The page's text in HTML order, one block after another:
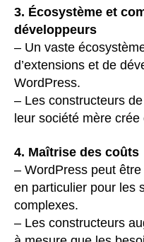
3. Écosystème et
développeurs
– Un vaste
d’extensions et de
WordPress.
– Les constructeurs
leur société mère
4. Maîtrise des coûts
– WordPress peut
en particulier pour les
complexes.
– Les constructeurs